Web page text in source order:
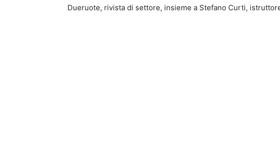
Dueruote, rivista di settore, insieme a Stefano Curti,